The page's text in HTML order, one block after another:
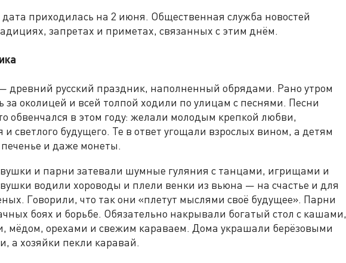
дата приходилась на 2 июня. Общественная служба новостей
запретах и приметах, связанных с этим днём.
древний русский праздник, наполненный обрядами. Рано утром
за околицей и всей толпой ходили по улицам с песнями. Песни
обвенчался в этом году: желали молодым крепкой любви,
светлого будущего. Те в ответ угощали взрослых вином, а детям
и даже монеты.
и парни затевали шумные гуляния с танцами, игрищами и
водили хороводы и плели венки из вьюна — на счастье и для
Говорили, что так они «плетут мыслями своё будущее». Парни
боях и борьбе. Обязательно накрывали богатый стол с кашами,
мёдом, орехами и свежим караваем. Дома украшали берёзовыми
а хозяйки пекли каравай.